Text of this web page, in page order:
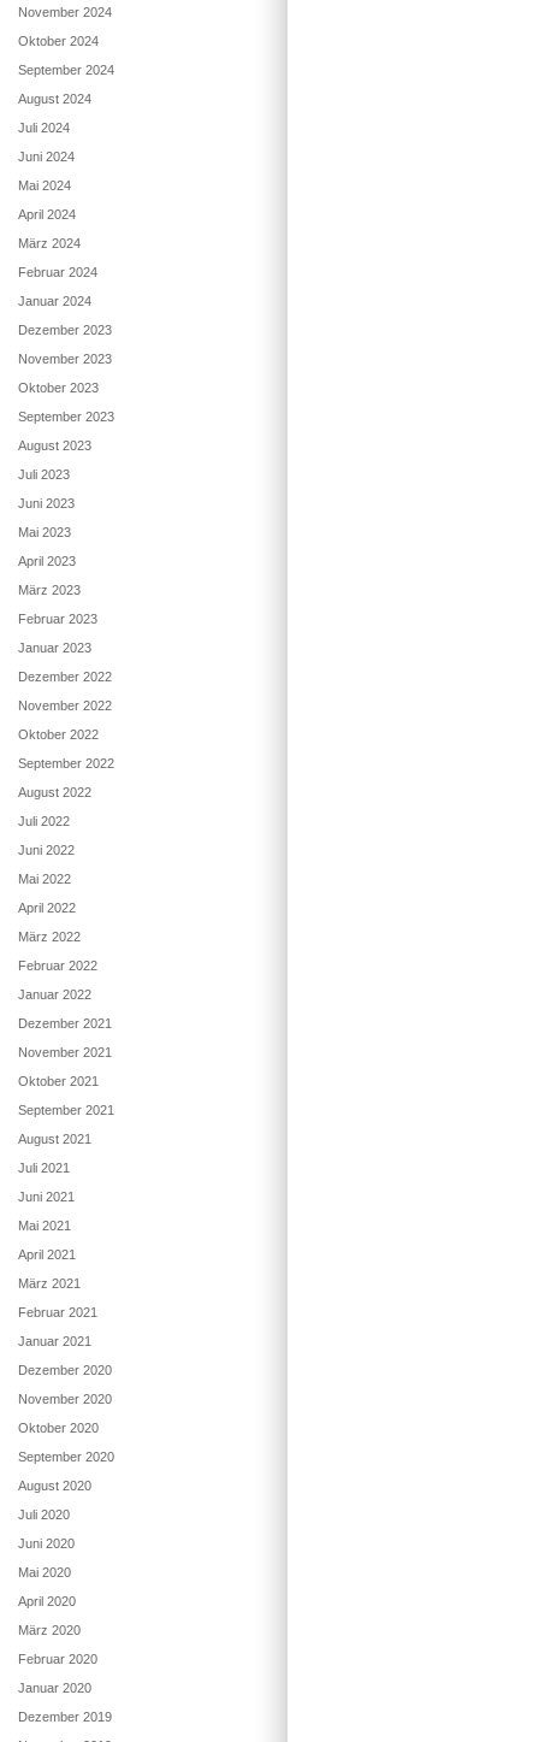
November 2024
Oktober 2024
September 2024
August 2024
Juli 2024
Juni 2024
Mai 2024
April 2024
März 2024
Februar 2024
Januar 2024
Dezember 2023
November 2023
Oktober 2023
September 2023
August 2023
Juli 2023
Juni 2023
Mai 2023
April 2023
März 2023
Februar 2023
Januar 2023
Dezember 2022
November 2022
Oktober 2022
September 2022
August 2022
Juli 2022
Juni 2022
Mai 2022
April 2022
März 2022
Februar 2022
Januar 2022
Dezember 2021
November 2021
Oktober 2021
September 2021
August 2021
Juli 2021
Juni 2021
Mai 2021
April 2021
März 2021
Februar 2021
Januar 2021
Dezember 2020
November 2020
Oktober 2020
September 2020
August 2020
Juli 2020
Juni 2020
Mai 2020
April 2020
März 2020
Februar 2020
Januar 2020
Dezember 2019